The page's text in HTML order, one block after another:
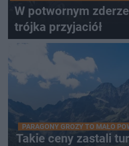
W potwornym
trójka przyjaciół
PARAGONY GROZY TO MAŁO
Takie ceny zastali